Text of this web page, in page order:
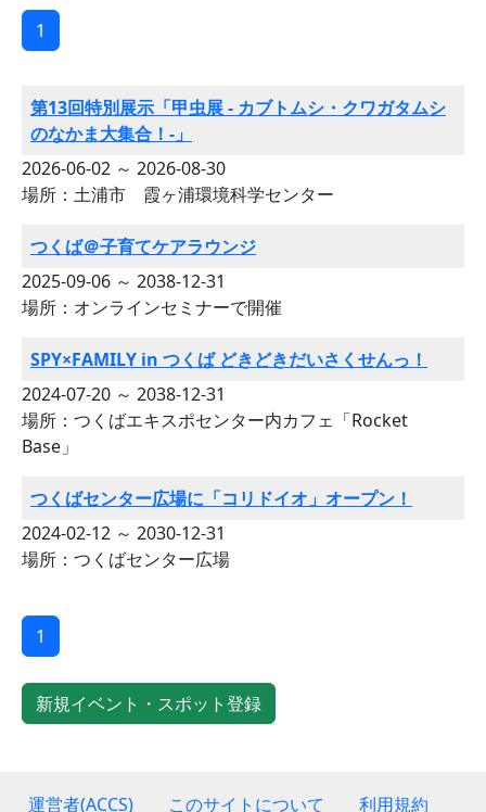
1
第13回特別展示「甲虫展 - カブトムシ・クワガタムシ
のなかま大集合！-」
2026-06-02 ～ 2026-08-30
場所：土浦市 霞ヶ浦環境科学センター
つくば＠子育てケアラウンジ
2025-09-06 ～ 2038-12-31
場所：オンラインセミナーで開催
SPY×FAMILY in つくば どきどきだいさくせんっ！
2024-07-20 ～ 2038-12-31
場所：つくばエキスポセンター内カフェ「Rocket
Base」
つくばセンター広場に「コリドイオ」オープン！
2024-02-12 ～ 2030-12-31
場所：つくばセンター広場
1
新規イベント・スポット登録
運営者(ACCS) このサイトについて 利用規約